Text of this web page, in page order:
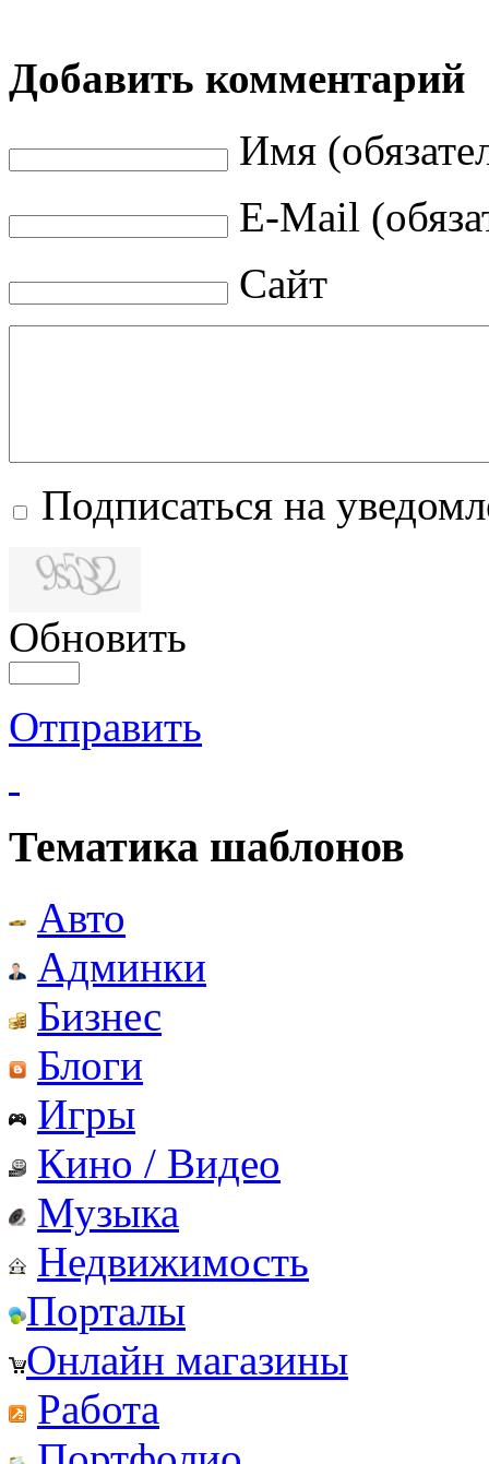
Добавить комментарий
Имя
E-Mail
Сайт
Подписаться на
Обновить
Отправить
Тематика шаблонов
Авто
Админки
Бизнес
Блоги
Игры
Кино / Видео
Музыка
Недвижимость
Порталы
Онлайн магазины
Работа